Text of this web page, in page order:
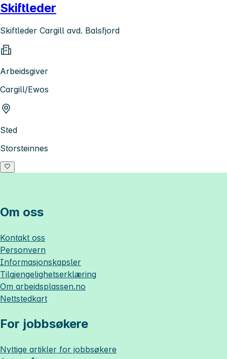
Skiftleder
Skiftleder Cargill avd. Balsfjord
Arbeidsgiver
Cargill/Ewos
Sted
Storsteinnes
Om oss
Kontakt oss
Personvern
Informasjonskapsler
Tilgjengelighetserklæring
Om arbeidsplassen.no
Nettstedkart
For jobbsøkere
Nyttige artikler for jobbsøkere